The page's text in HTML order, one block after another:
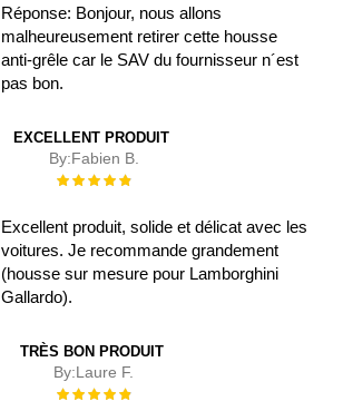
Réponse: Bonjour, nous allons
malheureusement retirer cette housse
anti-grêle car le SAV du fournisseur n´est
pas bon.
EXCELLENT PRODUIT
By:Fabien B.
Évaluation :
Excellent produit, solide et délicat avec les
voitures. Je recommande grandement
(housse sur mesure pour Lamborghini
Gallardo).
TRÈS BON PRODUIT
By:Laure F.
Évaluation :